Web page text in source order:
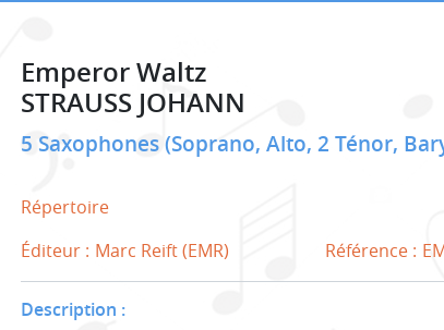
Emperor Waltz
STRAUSS JOHANN
5 Saxophones (Soprano, Alto, 2 Ténor,
Répertoire
Éditeur : Marc Reift (EMR) Référence :
Description :